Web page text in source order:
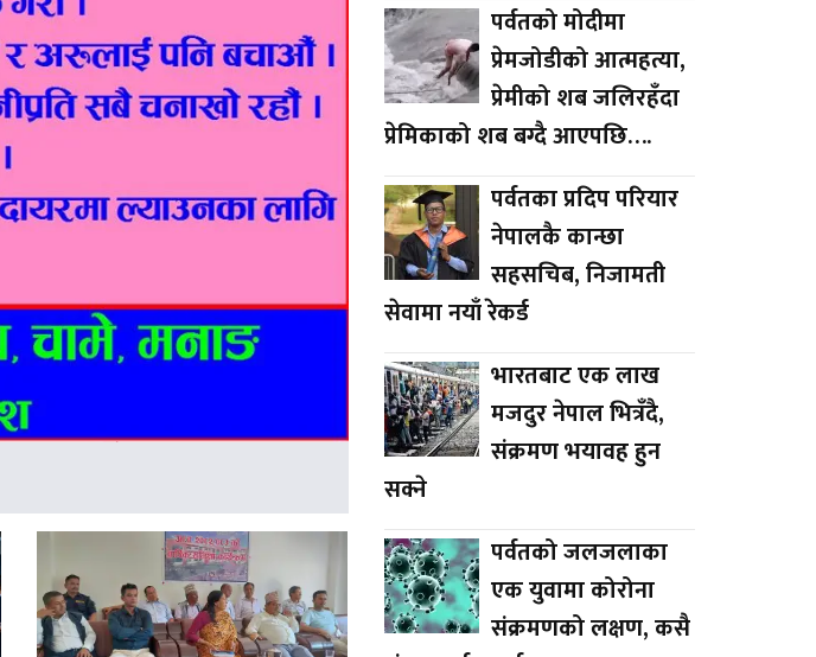
पर्वतको मोदीमा
प्रेमजोडीको आत्महत्या,
प्रेमीको शब जलिरहँदा
प्रेमिकाको शब बग्दै आएपछि….
पर्वतका प्रदिप परियार
नेपालकै कान्छा
सहसचिब, निजामती
सेवामा नयाँ रेकर्ड
भारतबाट एक लाख
मजदुर नेपाल भित्रँदै,
संक्रमण भयावह हुन
सक्ने
पर्वतको जलजलाका
एक युवामा कोरोना
संक्रमणको लक्षण, कसै